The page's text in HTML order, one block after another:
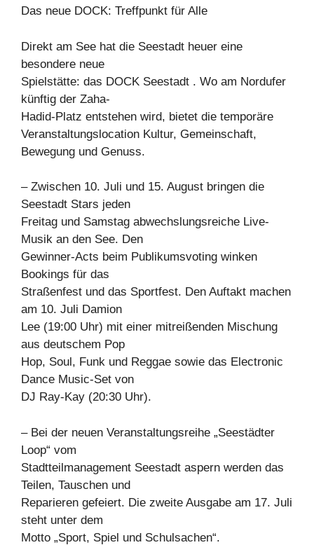
Das neue DOCK: Treffpunkt für Alle
Direkt am See hat die Seestadt heuer eine
besondere neue
Spielstätte: das DOCK Seestadt . Wo am Nordufer
künftig der Zaha-
Hadid-Platz entstehen wird, bietet die temporäre
Veranstaltungslocation Kultur, Gemeinschaft,
Bewegung und Genuss.
– Zwischen 10. Juli und 15. August bringen die
Seestadt Stars jeden
Freitag und Samstag abwechslungsreiche Live-
Musik an den See. Den
Gewinner-Acts beim Publikumsvoting winken
Bookings für das
Straßenfest und das Sportfest. Den Auftakt machen
am 10. Juli Damion
Lee (19:00 Uhr) mit einer mitreißenden Mischung
aus deutschem Pop
Hop, Soul, Funk und Reggae sowie das Electronic
Dance Music-Set von
DJ Ray-Kay (20:30 Uhr).
– Bei der neuen Veranstaltungsreihe „Seestädter
Loop“ vom
Stadtteilmanagement Seestadt aspern werden das
Teilen, Tauschen und
Reparieren gefeiert. Die zweite Ausgabe am 17. Juli
steht unter dem
Motto „Sport, Spiel und Schulsachen“.